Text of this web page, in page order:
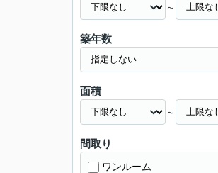
～
築年数
面積
～
間取り
ワンルーム